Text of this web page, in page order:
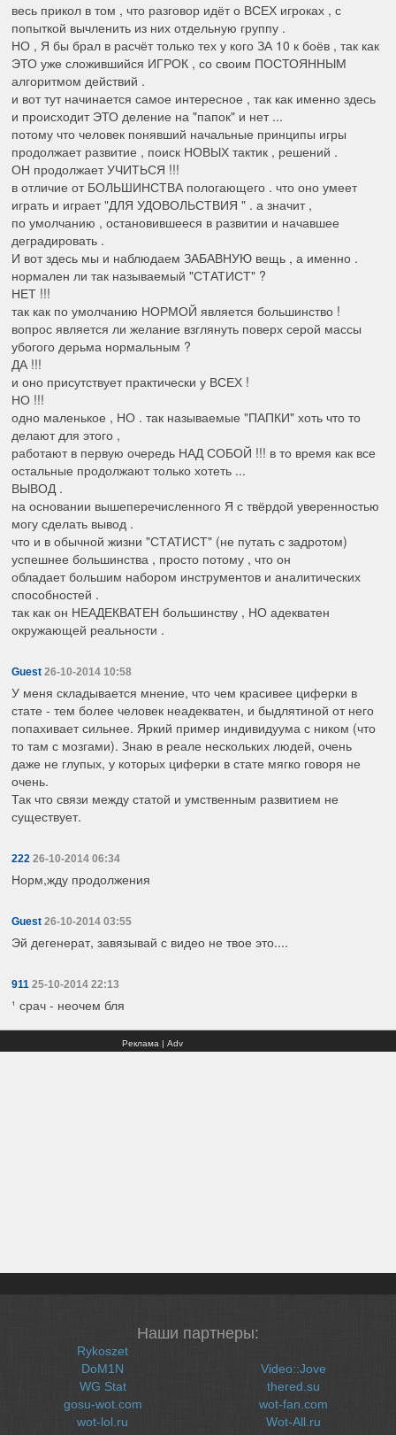
весь прикол в том , что разговор идёт о ВСЕХ игроках , с
попыткой вычленить из них отдельную группу .
НО , Я бы брал в расчёт только тех у кого ЗА 10 к боёв , так как
ЭТО уже сложившийся ИГРОК , со своим ПОСТОЯННЫМ
алгоритмом действий .
и вот тут начинается самое интересное , так как именно здесь
и происходит ЭТО деление на "папок" и нет ...
потому что человек понявший начальные принципы игры
продолжает развитие , поиск НОВЫХ тактик , решений .
ОН продолжает УЧИТЬСЯ !!!
в отличие от БОЛЬШИНСТВА пологающего . что оно умеет
играть и играет "ДЛЯ УДОВОЛЬСТВИЯ " . а значит ,
по умолчанию , остановившееся в развитии и начавшее
деградировать .
И вот здесь мы и наблюдаем ЗАБАВНУЮ вещь , а именно .
нормален ли так называемый "СТАТИСТ" ?
НЕТ !!!
так как по умолчанию НОРМОЙ является большинство !
вопрос является ли желание взглянуть поверх серой массы
убогого дерьма нормальным ?
ДА !!!
и оно присутствует практически у ВСЕХ !
НО !!!
одно маленькое , НО . так называемые "ПАПКИ" хоть что то
делают для этого ,
работают в первую очередь НАД СОБОЙ !!! в то время как все
остальные продолжают только хотеть ...
ВЫВОД .
на основании вышеперечисленного Я с твёрдой уверенностью
могу сделать вывод .
что и в обычной жизни "СТАТИСТ" (не путать с задротом)
успешнее большинства , просто потому , что он
обладает большим набором инструментов и аналитических
способностей .
так как он НЕАДЕКВАТЕН большинству , НО адекватен
окружающей реальности .
Guest 26-10-2014 10:58
У меня складывается мнение, что чем красивее циферки в
стате - тем более человек неадекватен, и быдлятиной от него
попахивает сильнее. Яркий пример индивидуума с ником (что
то там с мозгами). Знаю в реале нескольких людей, очень
даже не глупых, у которых циферки в стате мягко говоря не
очень.
Так что связи между статой и умственным развитием не
существует.
222 26-10-2014 06:34
Норм,жду продолжения
Guest 26-10-2014 03:55
Эй дегенерат, завязывай с видео не твое это....
911 25-10-2014 22:13
¹ срач - неочем бля
Реклама | Adv
Наши партнеры:
Rykoszet
DoM1N
WG Stat
gosu-wot.com
wot-lol.ru
Video::Jove
thered.su
wot-fan.com
Wot-All.ru